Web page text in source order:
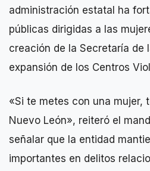
administración estatal ha
públicas dirigidas a las
creación de la Secretaría de
expansión de los Centros
«Si te metes con una mujer,
Nuevo León», reiteró el
señalar que la entidad
importantes en delitos